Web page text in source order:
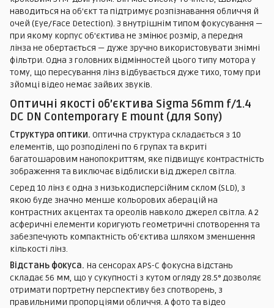
наводиться на об'єкт та підтримує розпізнавання обличчя й
очей (Eye/Face Detection). З внутрішнім типом фокусування —
при якому корпус об'єктива не змінює розмір, а передня
лінза не обертається — дуже зручно використовувати знімні
фільтри. Одна з головних відмінностей цього типу мотора у
тому, що пересування лінз відбувається дуже тихо, тому при
зйомці відео немає зайвих звуків.
Оптичні якості об’єктива Sigma 56mm f/1.4
DC DN Contemporary E mount (для Sony)
Структура оптики. Оптична структура складається з 10
елементів, що розподілені по 6 групах та вкриті
багатошаровим нанопокриттям, яке підвищує контрастність
зображення та виключає відблиски від джерел світла.
Серед 10 лінз є одна з низькодисперсійним склом (SLD), з
якою буде значно менше кольорових аберацій на
контрастних акцентах та ореолів навколо джерел світла. А 2
асферичні елементи коригують геометричні спотворення та
забезпечують компактність об'єктива шляхом зменшення
кількості лінз.
Відстань фокуса. На сенсорах APS-C фокусна відстань
складає 56 мм, що у сукупності з кутом огляду 28.5° дозволяє
отримати портретну перспективу без спотворень, з
правильними пропорціями обличчя. А фото та відео